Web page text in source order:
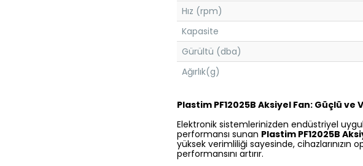
Hız (rpm)
Kapasite
Gürültü (dba)
Ağırlık(g)
Plastim PF12025B Aksiyel Fan: Güçlü
Elektronik sistemlerinizden endüstriyel
performansı sunan Plastim PF12025B
yüksek verimliliği sayesinde, cihazlarınızın
performansını artırır.